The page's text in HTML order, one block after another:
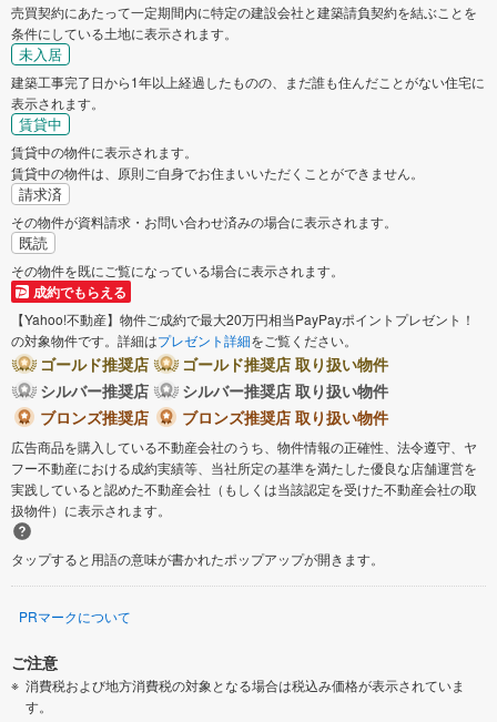
売買契約にあたって一定期間内に特定の建設会社と建築請負契約を結ぶことを
条件にしている土地に表示されます。
未入居
建築工事完了日から1年以上経過したものの、まだ誰も住んだことがない住宅に
表示されます。
賃貸中
賃貸中の物件に表示されます。
賃貸中の物件は、原則ご自身でお住まいいただくことができません。
請求済
その物件が資料請求・お問い合わせ済みの場合に表示されます。
既読
その物件を既にご覧になっている場合に表示されます。
成約でもらえる
【Yahoo!不動産】物件ご成約で最大20万円相当PayPayポイントプレゼント！
の対象物件です。詳細はプレゼント詳細をご覧ください。
ゴールド推奨店
ゴールド推奨店 取り扱い物件
シルバー推奨店
シルバー推奨店 取り扱い物件
ブロンズ推奨店
ブロンズ推奨店 取り扱い物件
広告商品を購入している不動産会社のうち、物件情報の正確性、法令遵守、ヤ
フー不動産における成約実績等、当社所定の基準を満たした優良な店舗運営を
実践していると認めた不動産会社（もしくは当該認定を受けた不動産会社の取
扱物件）に表示されます。
タップすると用語の意味が書かれたポップアップが開きます。
PRマークについて
ご注意
消費税および地方消費税の対象となる場合は税込み価格が表示されていま
す。